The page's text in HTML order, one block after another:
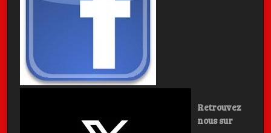
Retrouvez
nous sur